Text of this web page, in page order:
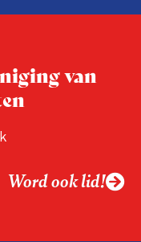
van
Word ook lid!